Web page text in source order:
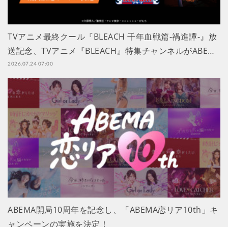
TVアニメ最終クール『BLEACH 千年血戦篇-禍進譚-』放
送記念、TVアニメ『BLEACH』特集チャンネルがABE…
2026.07.24 07:00
ABEMA開局10周年を記念し、「ABEMA恋リア10th」キ
ャンペーンの実施を決定！